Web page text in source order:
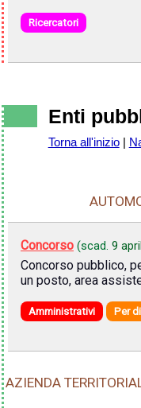
Ricercatori
Enti
Torna all'inizio|
Concorso (scad. 9
Concorso pubblico,
un posto, area
Amministrativi Per
AZIENDA